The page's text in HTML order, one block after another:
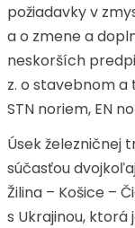
požiadavky v
a o zmene a
neskorších
z. o stavebnom
STN noriem, EN
Úsek železničnej
súčasťou
Žilina – Košice –
s Ukrajinou, ktorá